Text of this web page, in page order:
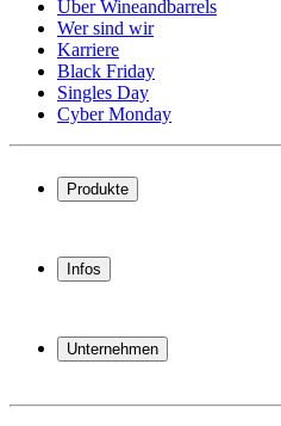
Über Wineandbarrels
Wer sind wir
Karriere
Black Friday
Singles Day
Cyber Monday
Produkte
Weinregal
Weinmöbel
Infos
Garantie
Bezahlung
Rückgabe
Unternehmen